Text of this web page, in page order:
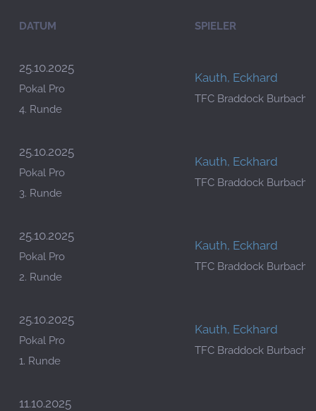
DATUM SPIELER
25.10.2025
Pokal Pro
4. Runde
Kauth, Eckhard
TFC Braddock Burbach 2
25.10.2025
Pokal Pro
3. Runde
Kauth, Eckhard
TFC Braddock Burbach 2
25.10.2025
Pokal Pro
2. Runde
Kauth, Eckhard
TFC Braddock Burbach 2
25.10.2025
Pokal Pro
1. Runde
Kauth, Eckhard
TFC Braddock Burbach 2
11.10.2025